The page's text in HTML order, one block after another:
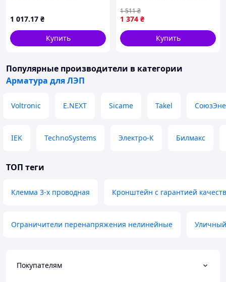
1 017.17 ₴
Купить
(ЕКОБОКС)
1 374 ₴
1 511₴
Купить
Популярные производители в категории
Арматура для ЛЭП
Voltronic E.NEXT Sicame Takel
IEK TechnoSystems Электро-К Билмакс
ТОП теги
Клемма 3-х проводная Кронштейн с гарантией
Ограничители перенапряжения нелинейные
Покупателям